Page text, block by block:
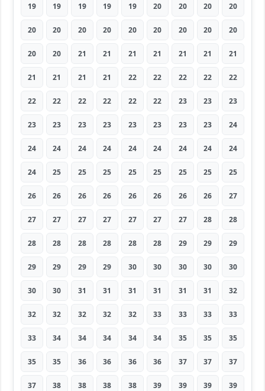
19 19 19 19 19 20 20 20 20
20 20 20 20 20 20 20 20 20
20 20 21 21 21 21 21 21 21
21 21 21 21 22 22 22 22 22
22 22 22 22 22 22 23 23 23
23 23 23 23 23 23 23 23 24
24 24 24 24 24 24 24 24 24
24 25 25 25 25 25 25 25 25
26 26 26 26 26 26 26 26 27
27 27 27 27 27 27 27 28 28
28 28 28 28 28 28 29 29 29
29 29 29 29 30 30 30 30 30
30 30 31 31 31 31 31 31 32
32 32 32 32 32 33 33 33 33
33 34 34 34 34 34 35 35 35
35 35 36 36 36 36 37 37 37
37 38 38 38 38 39 39 39 39